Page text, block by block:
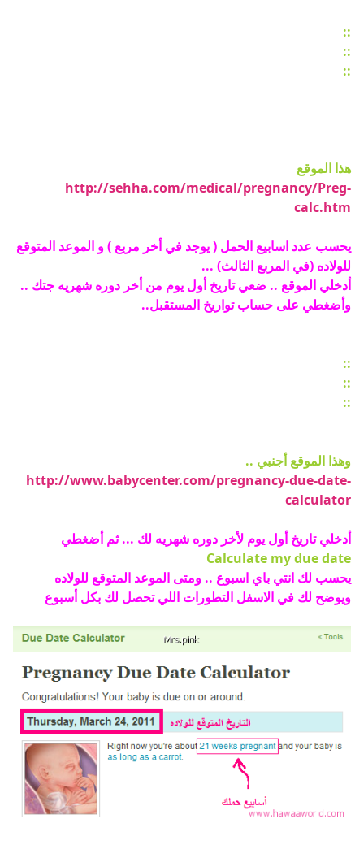
::
::
::
هذا الموقع
http://sehha.com/medical/pregnancy/Preg-
calc.htm
يحسب عدد اسابيع الحمل ( يوجد في أخر مربع ) و الموعد المتوقع
للولاده (في المربع الثالث) ...
أدخلي الموقع .. ضعي تاريخ أول يوم من أخر دوره شهريه جتك ..
وأضغطي على حساب تواريخ المستقبل..
::
::
::
وهذا الموقع أجنبي ..
http://www.babycenter.com/pregnancy-due-date-
calculator
أدخلي تاريخ أول يوم لأخر دوره شهريه لك ... ثم أضغطي
Calculate my due date
يحسب لك انتي باي اسبوع .. ومتى الموعد المتوقع للولاده
ويوضح لك في الاسفل التطورات اللي تحصل لك بكل أسبوع